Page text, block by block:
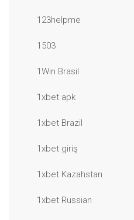
123helpme
1503
1Win Brasil
1xbet apk
1xbet Brazil
1xbet giriş
1xbet Kazahstan
1xbet Russian